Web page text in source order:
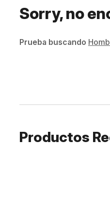
Sorry, no
Prueba buscando
Productos